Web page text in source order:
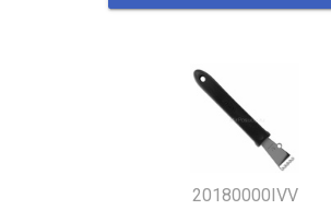
20180000IVV